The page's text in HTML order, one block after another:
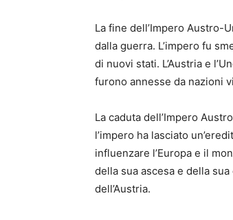
La fine dell’Impero Austro-
dalla guerra. L’impero fu
di nuovi stati. L’Austria e
furono annesse da nazioni
La caduta dell’Impero
l’impero ha lasciato
influenzare l’Europa e il
della sua ascesa e della
dell’Austria.